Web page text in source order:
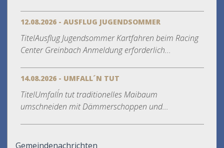
12.08.2026 - AUSFLUG JUGENDSOMMER
TitelAusflug Jugendsommer Kartfahren beim Racing
Center Greinbach Anmeldung erforderlich...
14.08.2026 - UMFALL´N TUT
TitelUmfall´n tut traditionelles Maibaum
umschneiden mit Dämmerschoppen und...
Gemeindenachrichten